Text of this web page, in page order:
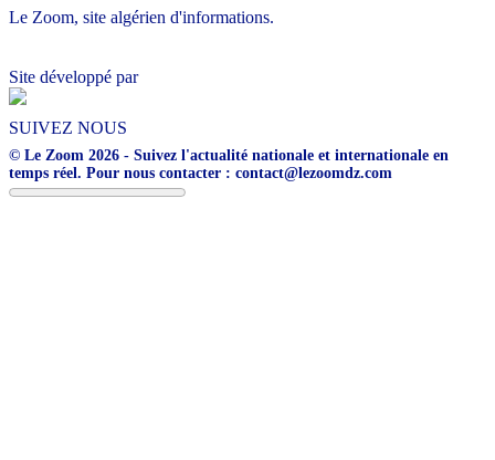
Le Zoom, site algérien d'informations.
Site développé par
SUIVEZ NOUS
© Le Zoom 2026 - Suivez l'actualité nationale et internationale en
temps réel. Pour nous contacter : contact@lezoomdz.com